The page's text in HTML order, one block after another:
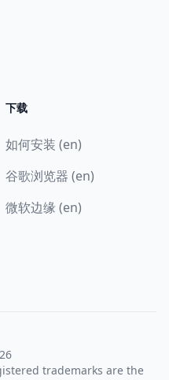
下载
如何安装 (en)
谷歌浏览器 (en)
微软边缘 (en)
trademarks are the